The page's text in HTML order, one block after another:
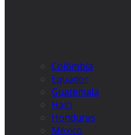
Colômbia
Equador
Guatemala
Haiti
Honduras
México